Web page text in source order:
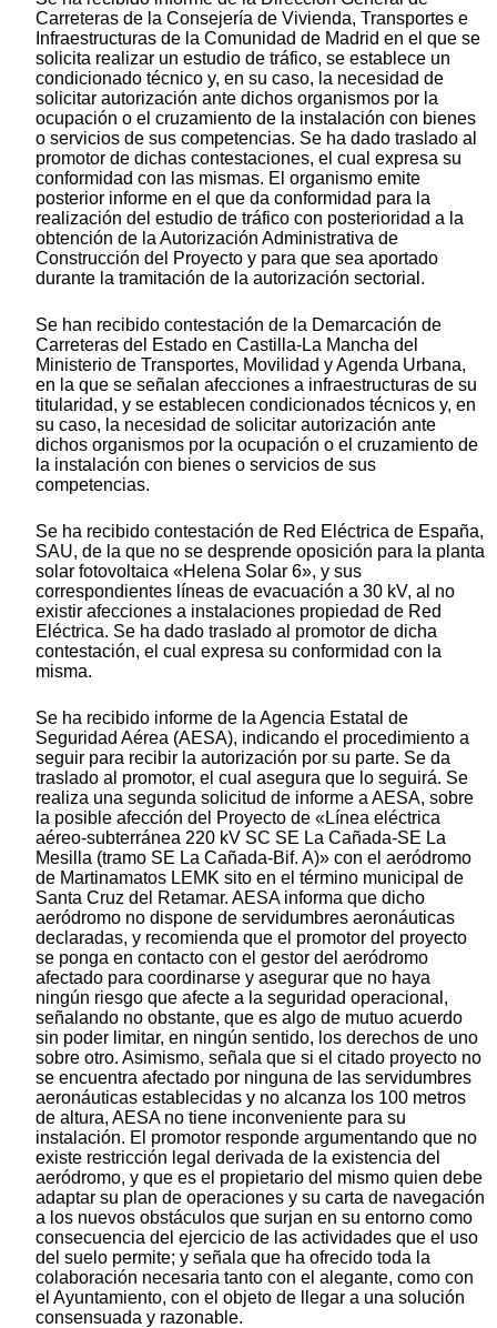
Carreteras de la Consejería de Vivienda, Transportes e
Infraestructuras de la Comunidad de Madrid en el que se
solicita realizar un estudio de tráfico, se establece un
condicionado técnico y, en su caso, la necesidad de
solicitar autorización ante dichos organismos por la
ocupación o el cruzamiento de la instalación con bienes
o servicios de sus competencias. Se ha dado traslado al
promotor de dichas contestaciones, el cual expresa su
conformidad con las mismas. El organismo emite
posterior informe en el que da conformidad para la
realización del estudio de tráfico con posterioridad a la
obtención de la Autorización Administrativa de
Construcción del Proyecto y para que sea aportado
durante la tramitación de la autorización sectorial.
Se han recibido contestación de la Demarcación de
Carreteras del Estado en Castilla-La Mancha del
Ministerio de Transportes, Movilidad y Agenda Urbana,
en la que se señalan afecciones a infraestructuras de su
titularidad, y se establecen condicionados técnicos y, en
su caso, la necesidad de solicitar autorización ante
dichos organismos por la ocupación o el cruzamiento de
la instalación con bienes o servicios de sus
competencias.
Se ha recibido contestación de Red Eléctrica de España,
SAU, de la que no se desprende oposición para la planta
solar fotovoltaica «Helena Solar 6», y sus
correspondientes líneas de evacuación a 30 kV, al no
existir afecciones a instalaciones propiedad de Red
Eléctrica. Se ha dado traslado al promotor de dicha
contestación, el cual expresa su conformidad con la
misma.
Se ha recibido informe de la Agencia Estatal de
Seguridad Aérea (AESA), indicando el procedimiento a
seguir para recibir la autorización por su parte. Se da
traslado al promotor, el cual asegura que lo seguirá. Se
realiza una segunda solicitud de informe a AESA, sobre
la posible afección del Proyecto de «Línea eléctrica
aéreo-subterránea 220 kV SC SE La Cañada-SE La
Mesilla (tramo SE La Cañada-Bif. A)» con el aeródromo
de Martinamatos LEMK sito en el término municipal de
Santa Cruz del Retamar. AESA informa que dicho
aeródromo no dispone de servidumbres aeronáuticas
declaradas, y recomienda que el promotor del proyecto
se ponga en contacto con el gestor del aeródromo
afectado para coordinarse y asegurar que no haya
ningún riesgo que afecte a la seguridad operacional,
señalando no obstante, que es algo de mutuo acuerdo
sin poder limitar, en ningún sentido, los derechos de uno
sobre otro. Asimismo, señala que si el citado proyecto no
se encuentra afectado por ninguna de las servidumbres
aeronáuticas establecidas y no alcanza los 100 metros
de altura, AESA no tiene inconveniente para su
instalación. El promotor responde argumentando que no
existe restricción legal derivada de la existencia del
aeródromo, y que es el propietario del mismo quien debe
adaptar su plan de operaciones y su carta de navegación
a los nuevos obstáculos que surjan en su entorno como
consecuencia del ejercicio de las actividades que el uso
del suelo permite; y señala que ha ofrecido toda la
colaboración necesaria tanto con el alegante, como con
el Ayuntamiento, con el objeto de llegar a una solución
consensuada y razonable.